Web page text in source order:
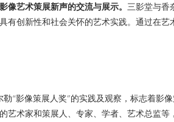
艺术策展新声的交流与展示。 三影堂与香
有创新性和社会关怀的艺术实践。通过在
“影像策展人奖”的实践及观察，标志着影
术家和策展人、专家、学者、艺术总监